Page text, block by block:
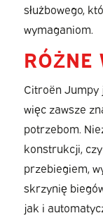
służbowego,
wymaganiom.
RÓŻNE
Citroën Jumpy
więc zawsze
potrzebom.
konstrukcji,
przebiegiem,
skrzynię
jak i